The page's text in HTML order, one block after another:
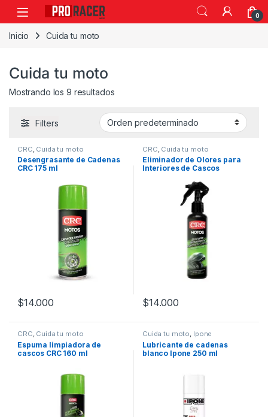
0
Inicio Cuida tu moto
Cuida tu moto
Mostrando los 9 resultados
Filters
CRC Cuida tu moto
Desengrasante de Cadenas
CRC 175 ml
$14.000
CRC Cuida tu moto
Eliminador de Olores para
Interiores de Cascos
$14.000
CRC, Cuida tu moto
Espuma limpiadora de
cascos CRC 160 ml
Cuida tu moto, Ipone
Lubricante de cadenas
blanco Ipone 250 ml